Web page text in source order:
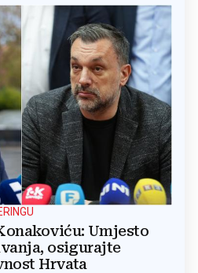
Umjesto
osigurajte
Hrvata